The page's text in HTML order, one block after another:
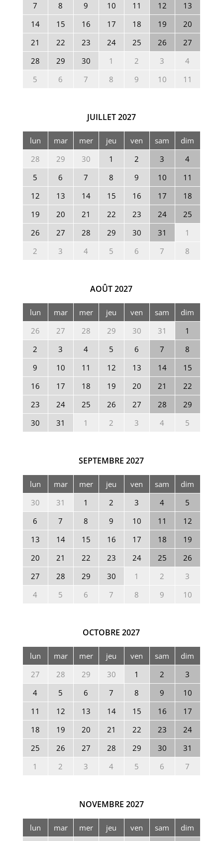
7 8 9 10 11 12
13
14
15 16 17 18 19
20
21
22 23 24 25 26
27
28
29 30 1 2 3
4
5
6 7 8 9 10 11
JUILLET2027
lun mar mer jeu ven sam
dim
28
29 30 1 2 3
4
5
6 7 8 9 10
11
12
13 14 15 16 17
18
19
20 21 22 23 24
25
26
27 28 29 30 31
1
2
3 4 5 6 7 8
AOÛT 2027
lun mar mer jeu ven sam
dim
26
27 28 29 30 31
1
2
3 4 5 6 7
8
9
10 11 12 13 14
15
16
17 18 19 20 21
22
23
24 25 26 27 28
29
30
31 1 2 3 4 5
SEPTEMBRE 2027
lun mar mer jeu ven sam
dim
30
31 1 2 3 4
5
6
7 8 9 10 11
12
13
14 15 16 17 18
19
20
21 22 23 24 25
26
27
28 29 30 1 2
3
4
5 6 7 8 9 10
OCTOBRE 2027
lun mar mer jeu ven sam
dim
27
28 29 30 1 2
3
4
5 6 7 8 9
10
11
12 13 14 15 16
17
18
19 20 21 22 23
24
25
26 27 28 29 30
31
1
2 3 4 5 6 7
NOVEMBRE 2027
lun mar mer jeu ven sam
dim